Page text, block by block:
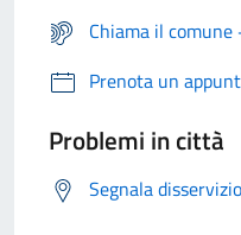
Chiama il
Prenota un
Problemi in città
Segnala disservizio